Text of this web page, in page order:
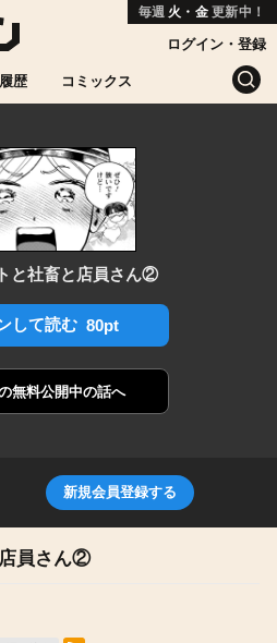
毎週 火・金 更新中！
履歴 コミックス
ログイン・登録
と社畜と店員さん②
して読む 80pt
無料公開中の話へ
新規会員登録する
員さん②
RSSフィード